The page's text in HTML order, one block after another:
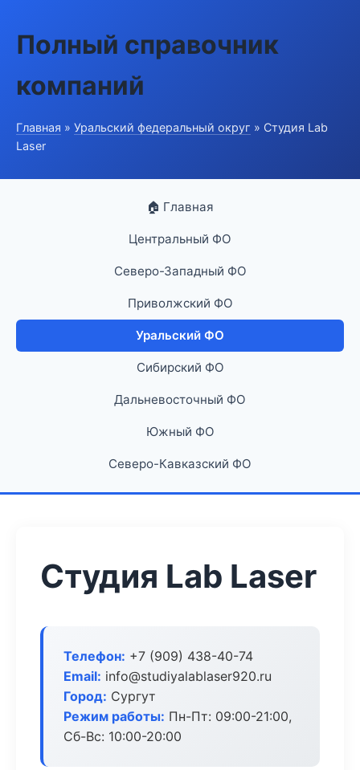
Полный справочник
компаний
Главная » Уральский федеральный округ » Студия Lab
Laser
🏠 Главная
Центральный ФО
Северо-Западный ФО
Приволжский ФО
Уральский ФО
Сибирский ФО
Дальневосточный ФО
Южный ФО
Северо-Кавказский ФО
Студия Lab Laser
Телефон: +7 (909) 438-40-74
Email: info@studiyalablaser920.ru
Город: Сургут
Режим работы: Пн-Пт: 09:00-21:00,
Сб-Вс: 10:00-20:00